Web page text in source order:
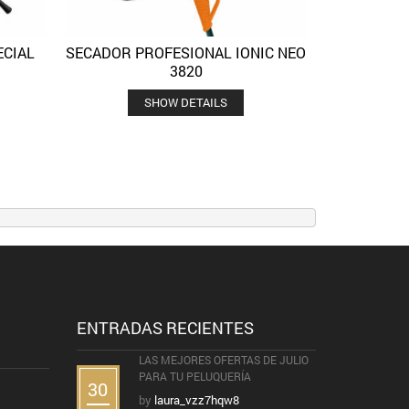
Añadir a la lista de deseos Quick View
SECADOR PROFESIONAL IONIC NEO
3820
SHOW DETAILS
ENTRADAS RECIENTES
30
LAS MEJORES OFERTAS DE JULIO
PARA TU PELUQUERÍA
by laura_vzz7hqw8